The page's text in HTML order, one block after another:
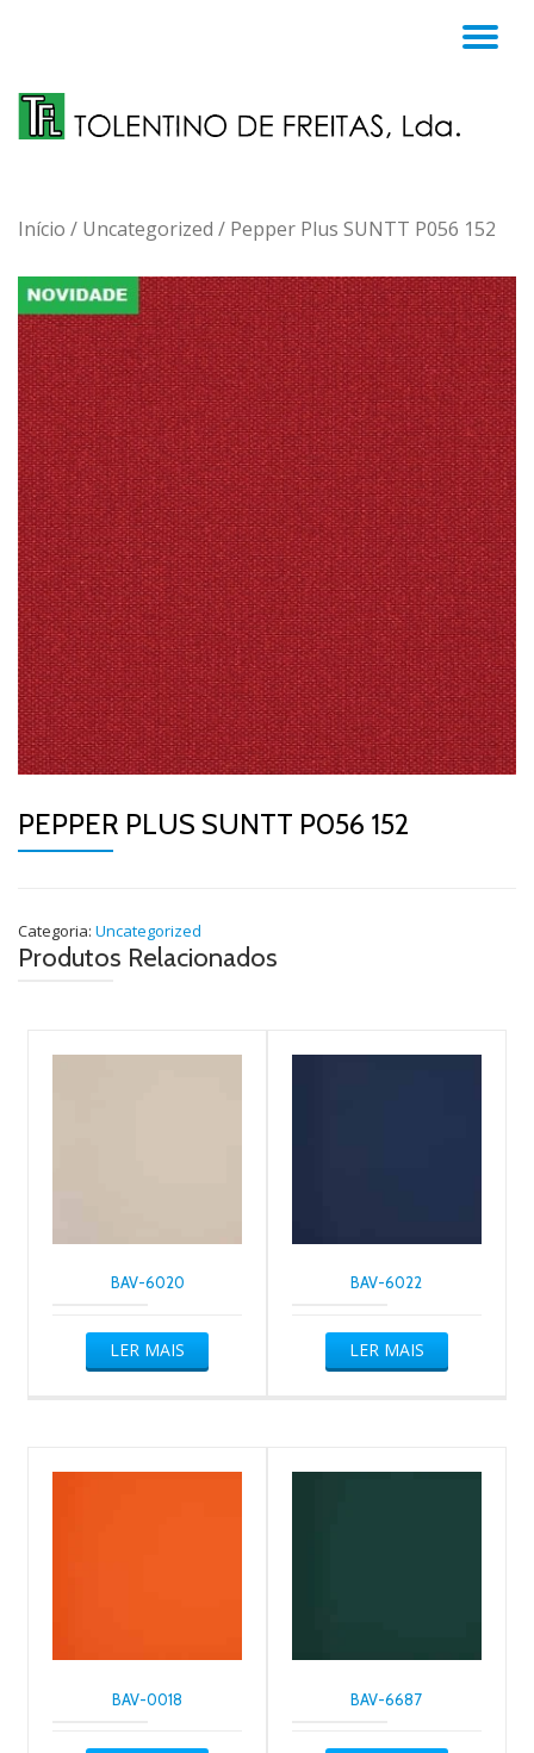
content
Início / Uncategorized / Pepper Plus SUNTT P056 152
PEPPER PLUS SUNTT P056 152
Categoria: Uncategorized
Produtos Relacionados
BAV-6020
LER MAIS
BAV-6022
LER MAIS
BAV-0018 BAV-6687